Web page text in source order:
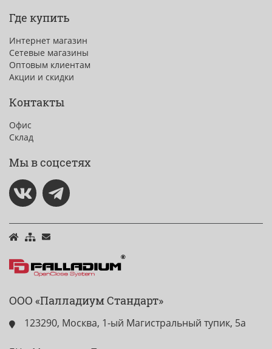
Где купить
Интернет магазин
Сетевые магазины
Оптовым клиентам
Акции и скидки
Контакты
Офис
Склад
Мы в соцсетях
ООО «Палладиум Стандарт»
123290, Москва, 1-ый Магистральный тупик, 5а